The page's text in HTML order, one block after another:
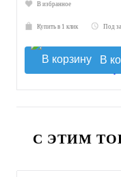
В избранное
Купить в 1 клик Под
В
С ЭТИМ